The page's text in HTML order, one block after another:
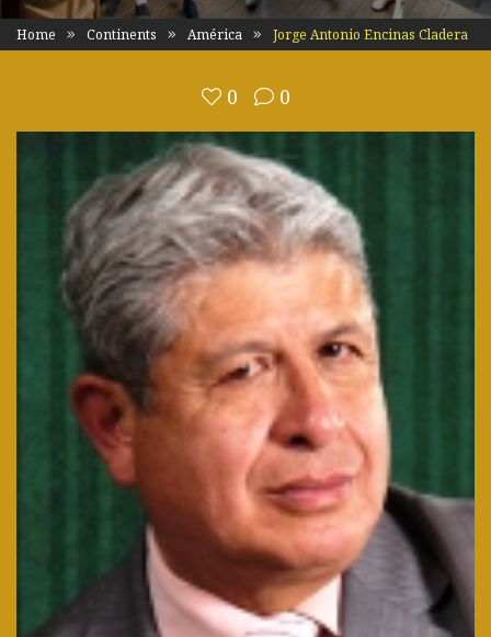
Home Continents América Jorge Antonio Encinas Cladera
0 0